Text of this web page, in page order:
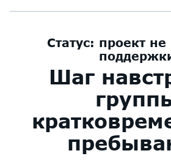
Статус: проект не
Шаг